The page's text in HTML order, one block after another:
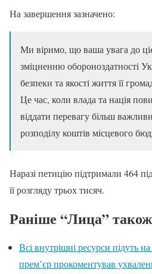
На завершення зазначено:
Ми віримо, що ваша увага до
зміцненню обороноздатності
безпеки та якості життя її
Це час, коли влада та нація
віддати перевагу більш
розподілу коштів місцевого
Наразі петицію підтримали 464
її розгляду трьох тисяч.
Раніше “Лица”
Всі внутрішні ресурси підуть
прем’єр прокоментував